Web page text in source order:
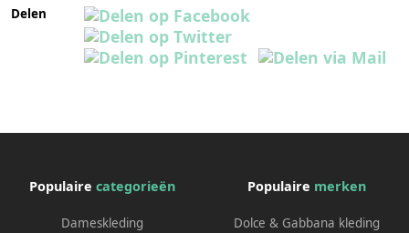
Delen
Populaire categorieën
Dameskleding
Populaire merken
Dolce & Gabbana kleding